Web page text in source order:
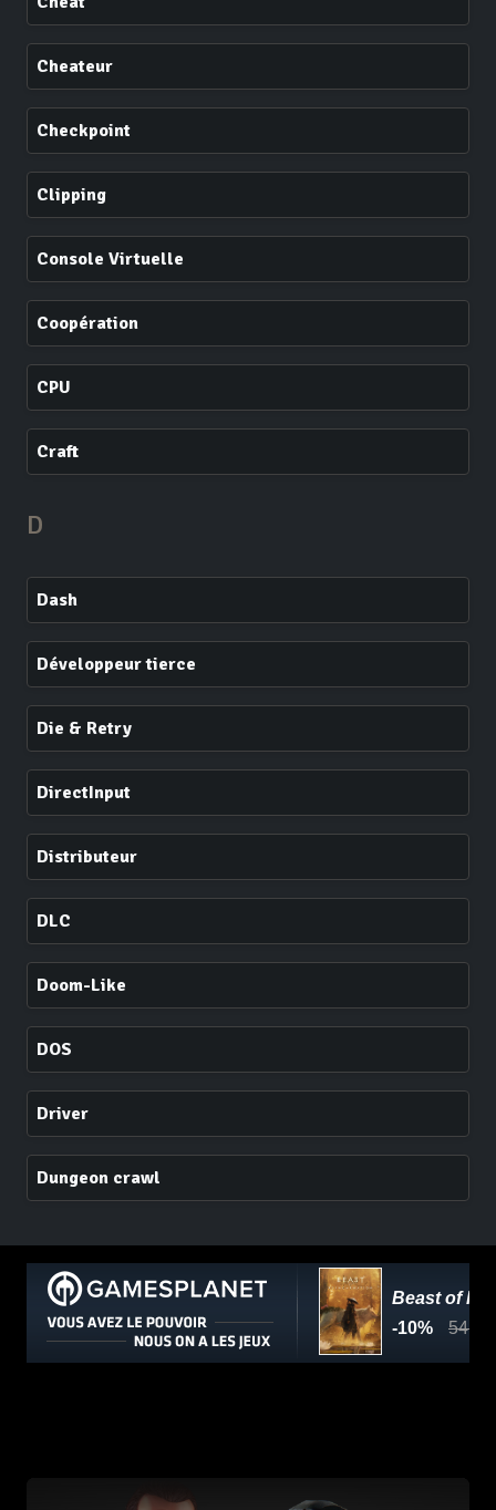
Cheateur
Checkpoint
Clipping
Console Virtuelle
Coopération
CPU
Craft
D
Dash
Développeur tierce
Die & Retry
DirectInput
Distributeur
DLC
Doom-Like
DOS
Driver
Dungeon crawl